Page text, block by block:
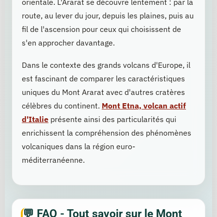
route, au lever du jour, depuis les plaines, puis au
fil de l'ascension pour ceux qui choisissent de
s'en approcher davantage.
Dans le contexte des grands volcans d'Europe, il
est fascinant de comparer les caractéristiques
uniques du Mont Ararat avec d'autres cratères
célèbres du continent. Mont Etna, volcan actif
d'Italie présente ainsi des particularités qui
enrichissent la compréhension des phénomènes
volcaniques dans la région euro-
méditerranéenne.
FAQ - Tout savoir sur le Mont